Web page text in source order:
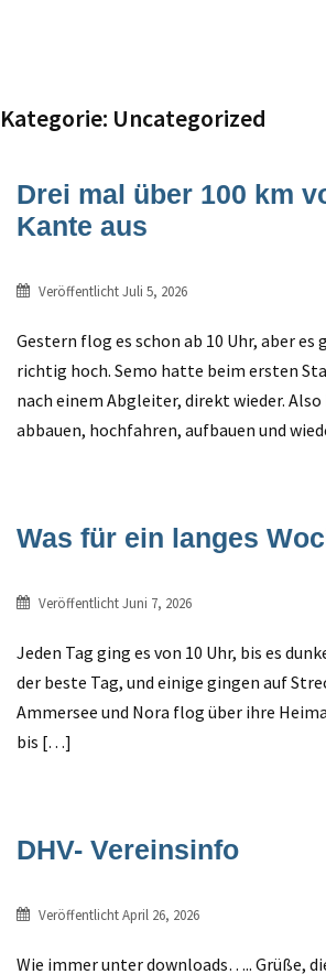
Kategorie: Uncategorized
Drei mal über 100 km
Kante aus
VeröffentlichtJuli 5, 2026
Gestern flog es schon ab 10 Uhr, aber es
richtig hoch. Semo hatte beim ersten
nach einem Abgleiter, direkt wieder.
abbauen, hochfahren, aufbauen und
Was für ein langes
VeröffentlichtJuni 7, 2026
Jeden Tag ging es von 10 Uhr, bis es
der beste Tag, und einige gingen auf
Ammersee und Nora flog über ihre
bis […]
DHV- Vereinsinfo
VeröffentlichtApril 26, 2026
Wie immer unter downloads….. Grüße,